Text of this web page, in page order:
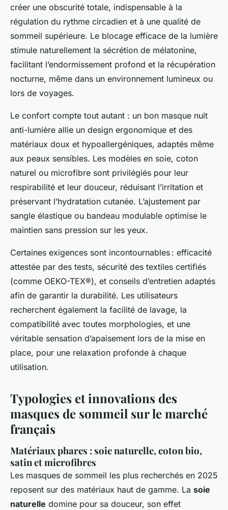
créer une obscurité totale, indispensable à la
régulation du rythme circadien et à une qualité de
sommeil supérieure. Le blocage efficace de la lumière
stimule naturellement la sécrétion de mélatonine,
facilitant l’endormissement profond et la récupération
nocturne, même dans un environnement lumineux ou
lors de voyages.
Le confort compte tout autant : un bon masque nuit
anti-lumière allie un design ergonomique et des
matériaux doux et hypoallergéniques, adaptés même
aux peaux sensibles. Les modèles en soie, coton
naturel ou microfibre sont privilégiés pour leur
respirabilité et leur douceur, réduisant l’irritation et
préservant l’hydratation cutanée. L’ajustement par
sangle élastique ou bandeau modulable optimise le
maintien sans pression sur les yeux.
Certaines exigences sont incontournables : efficacité
attestée par des tests, sécurité des textiles certifiés
(comme OEKO-TEX®), et conseils d’entretien adaptés
afin de garantir la durabilité. Les utilisateurs
recherchent également la facilité de lavage, la
compatibilité avec toutes morphologies, et une
véritable sensation d’apaisement lors de la mise en
place, pour une relaxation profonde à chaque
utilisation.
Typologies et innovations des
masques de sommeil sur le marché
français
Matériaux phares : soie naturelle, coton bio,
satin et microfibres
Les masques de sommeil les plus recherchés en 2025
reposent sur des matériaux haut de gamme. La soie
naturelle domine pour sa douceur, son effet